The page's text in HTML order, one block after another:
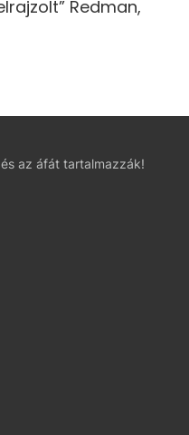
Redman,
az áfát tartalmazzák!